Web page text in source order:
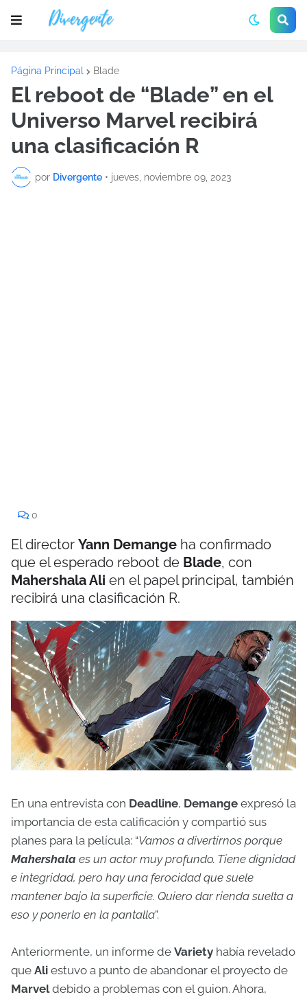
Página Principal Blade
El reboot de “Blade” en el
Universo Marvel recibirá
una clasificación R
por Divergente • jueves, noviembre 09, 2023
0
El director Yann Demange ha confirmado
que el esperado reboot de Blade, con
Mahershala Ali en el papel principal, también
recibirá una clasificación R.
En una entrevista con Deadline, Demange expresó la
importancia de esta calificación y compartió sus
planes para la película: “Vamos a divertirnos porque
Mahershala es un actor muy profundo. Tiene dignidad
e integridad, pero hay una ferocidad que suele
mantener bajo la superficie. Quiero dar rienda suelta a
eso y ponerlo en la pantalla”.
Anteriormente, un informe de Variety había revelado
que Ali estuvo a punto de abandonar el proyecto de
Marveldebido a problemas con el guion. Ahora,